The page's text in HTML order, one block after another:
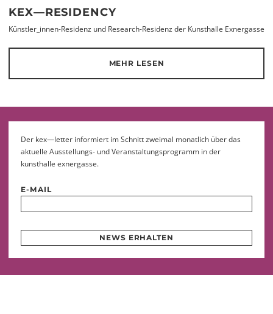
KEX—RESIDENCY
Künstler_innen-Residenz und Research-Residenz der Kunsthalle Exnergasse
MEHR LESEN
Der kex—letter informiert im Schnitt zweimal monatlich über das
aktuelle Ausstellungs- und Veranstaltungsprogramm in der
kunsthalle exnergasse.
E-MAIL
NEWS ERHALTEN